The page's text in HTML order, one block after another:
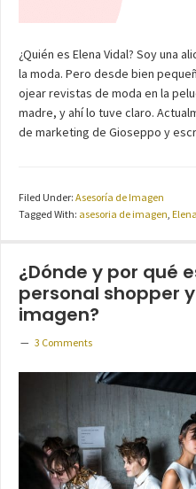
¿Quién es Elena Vidal? Soy una
la moda. Pero desde bien
ojear revistas de moda en la
madre, y ahí lo tuve claro.
de marketing de Gioseppo y
Filed Under: Asesoría de Imagen
Tagged With: asesoria de imagen
¿Dónde y por qué
personal shopper
imagen?
3 Comments